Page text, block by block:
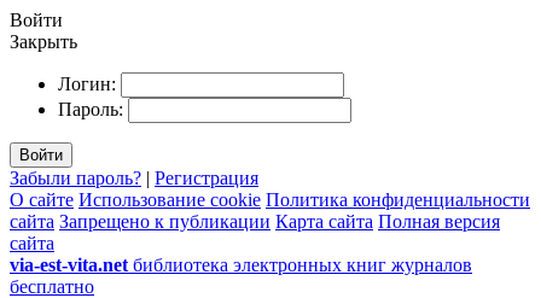
Войти
Закрыть
Логин:
Пароль:
Войти
Забыли пароль? | Регистрация
О сайте Использование cookie Политика конфиденциальности
сайта Запрещено к публикации Карта сайта Полная версия
сайта
via-est-vita.net библиотека электронных книг журналов
бесплатно